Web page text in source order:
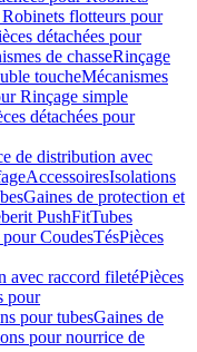
flotteurs pour
détachées pour
de chasseRinçage
toucheMécanismes
Rinçage simple
détachées pour
de distribution avec
AccessoiresIsolations
Gaines de protection et
PushFitTubes
pour CoudesTésPièces
avec raccord filetéPièces
pour
pour tubesGaines de
pour nourrice de